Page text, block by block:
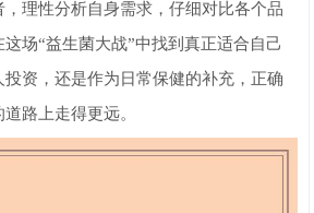
理性分析自身需求，仔细对比各个品
场“益生菌大战”中找到真正适合自己
资，还是作为日常保健的补充，正确
路上走得更远。